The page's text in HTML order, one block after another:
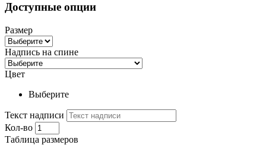
Доступные опции
Размер
Надпись на спине
Цвет
Выберите
Текст надписи
Кол-во
Таблица размеров